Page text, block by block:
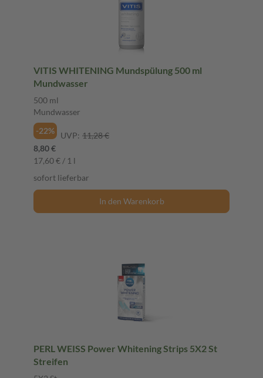
VITIS WHITENING Mundspülung 500 ml
Mundwasser
500 ml
Mundwasser
-22%
UVP: 11,28 €
8,80 €
17,60 € / 1 l
sofort lieferbar
In den Warenkorb
PERL WEISS Power Whitening Strips 5X2 St
Streifen